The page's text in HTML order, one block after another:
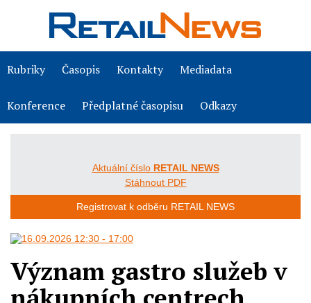
Rubriky Časopis Kontakty Mediadata
Konference Předplatné časopisu Odkazy
Aktuální číslo RETAIL NEWS
Stáhnout PDF
Registrovat k odběru RETAIL NEWS
Význam gastro služeb v